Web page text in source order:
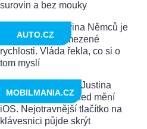
AUTO.CZ
MOBILMANIA.CZ